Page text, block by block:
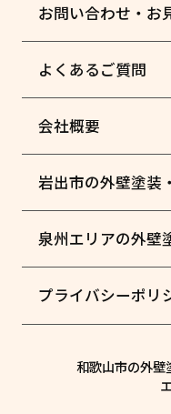
お問い合わせ・お
よくあるご質問
会社概要
岩出市の外壁塗装
泉州エリアの外壁
プライバシーポリ
和歌山市の外